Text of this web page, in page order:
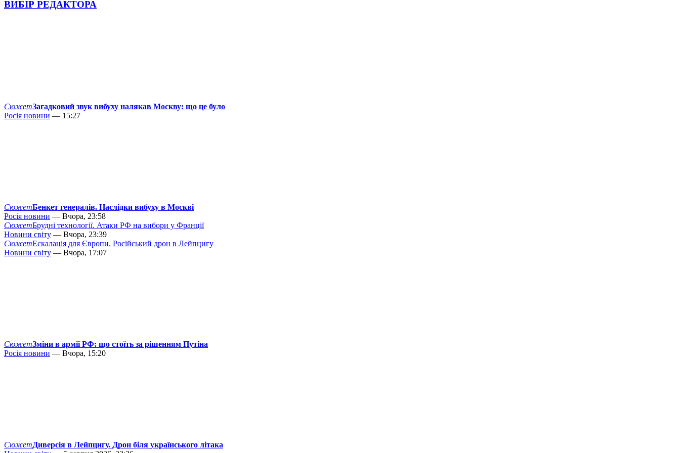
ВИБІР РЕДАКТОРА
СюжетЗагадковий звук вибуху налякав Москву: що це було
Росія новини — 15:27
СюжетБенкет генералів. Наслідки вибуху в Москві
Росія новини — Вчора, 23:58
СюжетБрудні технології. Атаки РФ на вибори у Франції
Новини світу — Вчора, 23:39
СюжетЕскалація для Європи. Російський дрон в Лейпцигу
Новини світу — Вчора, 17:07
СюжетЗміни в армії РФ: що стоїть за рішенням Путіна
Росія новини — Вчора, 15:20
СюжетДиверсія в Лейпцигу. Дрон біля українського літака